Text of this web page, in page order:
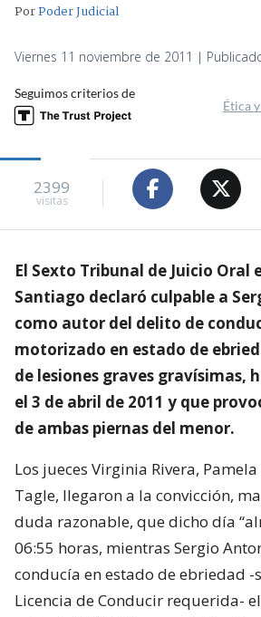
PorPoder Judicial
Viernes 11 noviembre de 2011 |
Seguimos criterios de
Ética
2399
visitas
El Sexto Tribunal de Juicio Oral
Santiago declaró culpable a
como autor del delito de
motorizado en estado de
de lesiones graves gravísimas,
el 3 de abril de 2011 y que
de ambas piernas del menor.
Los jueces Virginia Rivera,
Tagle, llegaron a la convicción,
duda razonable, que dicho día
06:55 horas, mientras Sergio
conducía en estado de ebriedad -
Licencia de Conducir requerida-